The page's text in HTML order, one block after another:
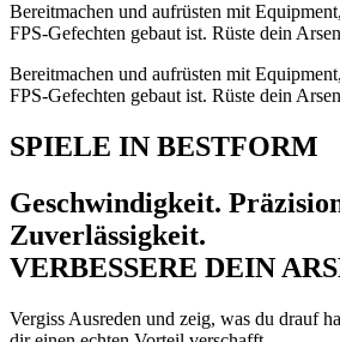
Bereitmachen und aufrüsten mit
FPS-Gefechten gebaut ist. Rüste dein
Bereitmachen und aufrüsten mit
FPS-Gefechten gebaut ist. Rüste dein
SPIELE IN BESTFORM
Geschwindigkeit.
Zuverlässigkeit.
VERBESSERE DEIN
Vergiss Ausreden und zeig, was du drauf